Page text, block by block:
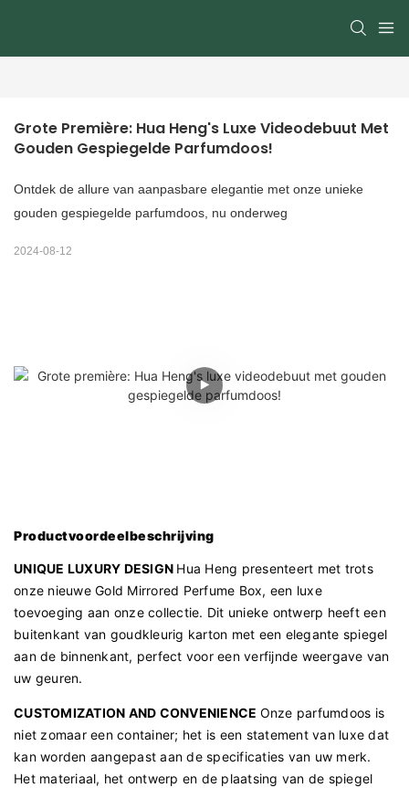
Grote Première: Hua Heng's Luxe Videodebuut Met
Gouden Gespiegelde Parfumdoos!
Ontdek de allure van aanpasbare elegantie met onze unieke
gouden gespiegelde parfumdoos, nu onderweg
2024-08-12
Productvoordeelbeschrijving
UNIQUE LUXURY DESIGN Hua Heng presenteert met trots
onze nieuwe Gold Mirrored Perfume Box, een luxe
toevoeging aan onze collectie. Dit unieke ontwerp heeft een
buitenkant van goudkleurig karton met een elegante spiegel
aan de binnenkant, perfect voor een verfijnde weergave van
uw geuren.
CUSTOMIZATION AND CONVENIENCE Onze parfumdoos is
niet zomaar een container; het is een statement van luxe dat
kan worden aangepast aan de specificaties van uw merk.
Het materiaal, het ontwerp en de plaatsing van de spiegel